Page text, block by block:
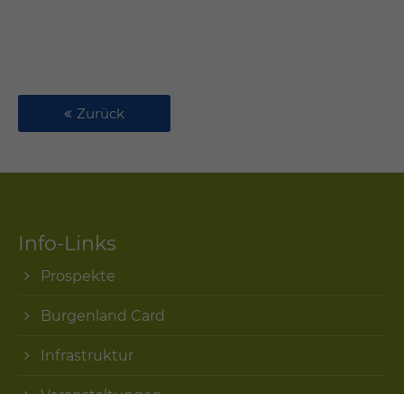
Zurück
Info-Links
Prospekte
Burgenland Card
Infrastruktur